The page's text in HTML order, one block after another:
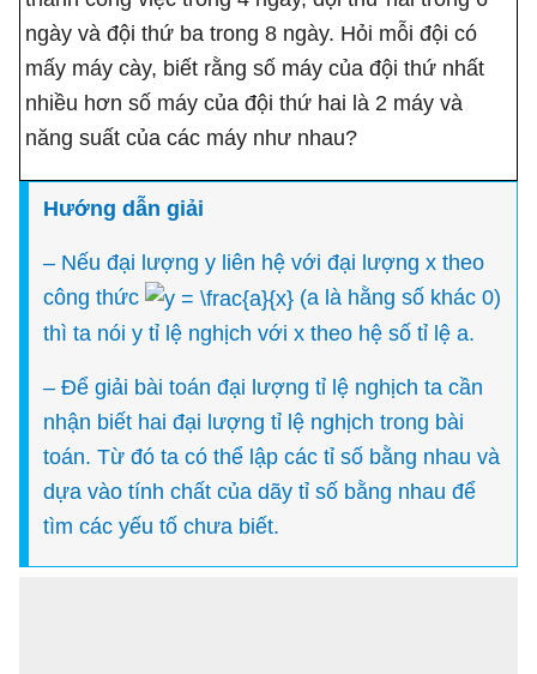
ngày và đội thứ ba trong 8 ngày. Hỏi mỗi đội có
mấy máy cày, biết rằng số máy của đội thứ nhất
nhiều hơn số máy của đội thứ hai là 2 máy và
năng suất của các máy như nhau?
Hướng dẫn giải
– Nếu đại lượng y liên hệ với đại lượng x theo
công thức
(a là hằng số khác 0)
thì ta nói y tỉ lệ nghịch với x theo hệ số tỉ lệ a.
– Để giải bài toán đại lượng tỉ lệ nghịch ta cần
nhận biết hai đại lượng tỉ lệ nghịch trong bài
toán. Từ đó ta có thể lập các tỉ số bằng nhau và
dựa vào tính chất của dãy tỉ số bằng nhau để
tìm các yếu tố chưa biết.